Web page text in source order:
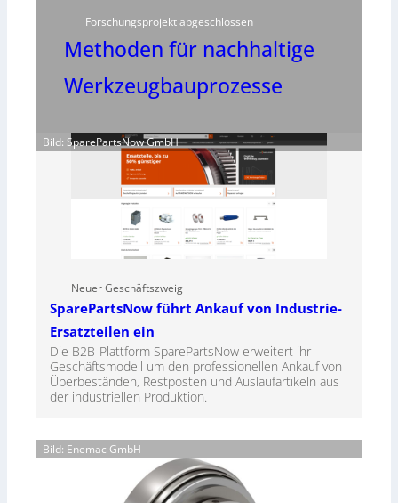
Forschungsprojekt abgeschlossen
Methoden für nachhaltige
Werkzeugbauprozesse
Bild: SparePartsNow GmbH
Neuer Geschäftszweig
SparePartsNow führt Ankauf von Industrie-
Ersatzteilen ein
Die B2B-Plattform SparePartsNow erweitert ihr
Geschäftsmodell um den professionellen Ankauf von
Überbeständen, Restposten und Auslaufartikeln aus
der industriellen Produktion.
Bild: Enemac GmbH